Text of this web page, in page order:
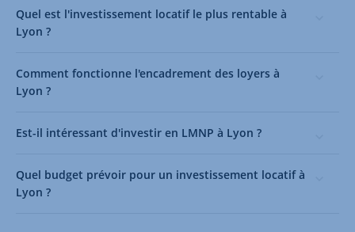
Quel est l'investissement locatif le plus rentable à
Lyon ?
Comment fonctionne l'encadrement des loyers à
Lyon ?
Est-il intéressant d'investir en LMNP à Lyon ?
Quel budget prévoir pour un investissement locatif à
Lyon ?